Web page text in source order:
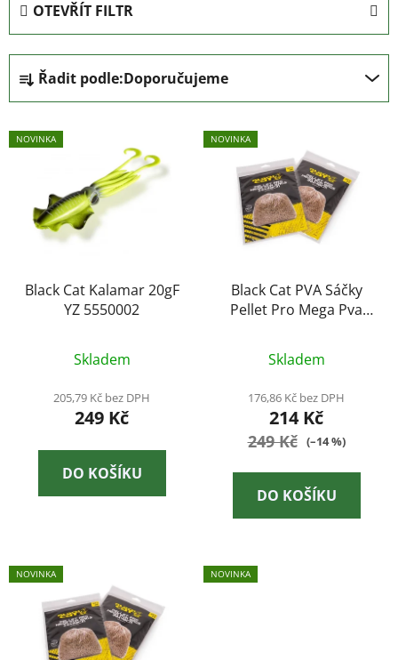
OTEVŘÍT FILTR
Ř
a
z
e
n
Řadit podle:Doporučujeme
V
ý
NOVINKA
Black Cat Kalamar 20gF
YZ 5550002
Skladem
205,79 Kč bez DPH
249 Kč
DO KOŠÍKU
NOVINKA
Black Cat PVA Sáčky
Pellet Pro Mega Pva
Skladem
176,86 Kč bez DPH
214 Kč
249 Kč (–14 %)
DO KOŠÍKU
NOVINKA NOVINKA